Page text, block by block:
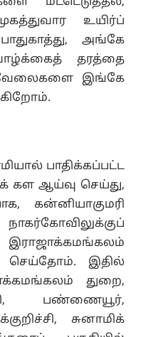
உயிர்ப்
அங்கே
தரத்தை
வேலைகளை இங்கே
பாதிக்கப்பட்ட
கள ஆய்வு செய்து,
கன்னியாகுமரி
செய்தோம். இதில்
துறை,
பண்ணையூர்,
சுனாமிக்